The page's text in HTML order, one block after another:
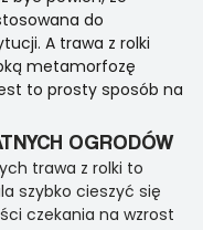
do
A trawa z rolki
metamorfozę
to prosty sposób na
OGRODÓW
trawa z rolki to
szybko cieszyć się
czekania na wzrost